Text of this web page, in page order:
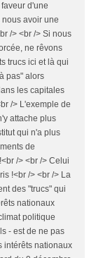
d'une
avoir une
/> <br /> Si nous
ne rêvons
trucs ici et là qui
pas" alors
les capitales
/> L'exemple de
attache plus
qui n'a plus
de
/> <br /> Celui
!<br /> <br /> La
des "trucs" qui
nationaux
politique
- est de ne pas
intérêts nationaux